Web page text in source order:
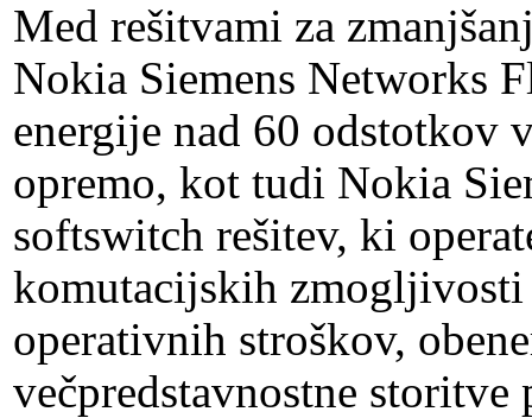
Med rešitvami za
Nokia Siemens Networks
energije nad 60 odstotkov
opremo, kot tudi Nokia
softswitch rešitev, ki
komutacijskih
operativnih stroškov,
večpredstavnostne storitve